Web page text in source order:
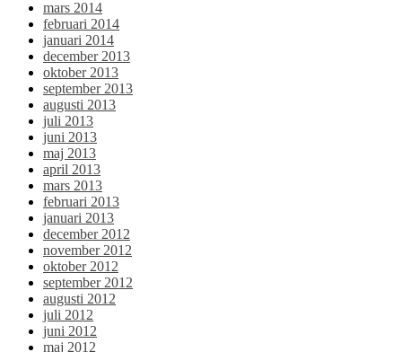
mars 2014
februari 2014
januari 2014
december 2013
oktober 2013
september 2013
augusti 2013
juli 2013
juni 2013
maj 2013
april 2013
mars 2013
februari 2013
januari 2013
december 2012
november 2012
oktober 2012
september 2012
augusti 2012
juli 2012
juni 2012
maj 2012